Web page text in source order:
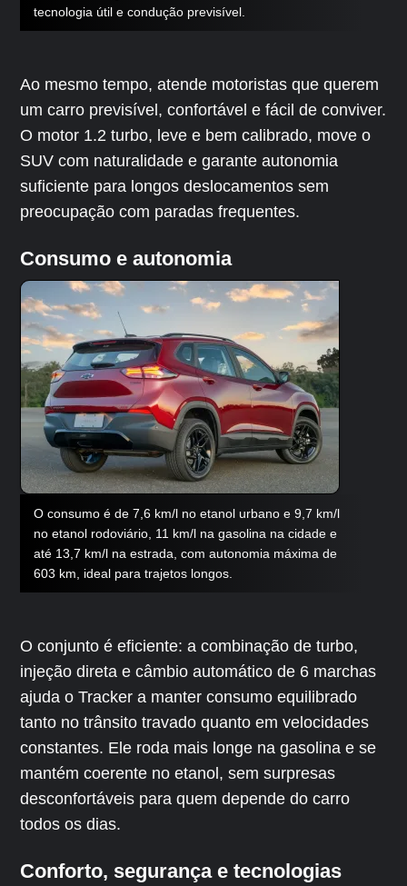
tecnologia útil e condução previsível.
Ao mesmo tempo, atende motoristas que querem
um carro previsível, confortável e fácil de conviver.
O motor 1.2 turbo, leve e bem calibrado, move o
SUV com naturalidade e garante autonomia
suficiente para longos deslocamentos sem
preocupação com paradas frequentes.
Consumo e autonomia
O consumo é de 7,6 km/l no etanol urbano e 9,7 km/l
no etanol rodoviário, 11 km/l na gasolina na cidade e
até 13,7 km/l na estrada, com autonomia máxima de
603 km, ideal para trajetos longos.
O conjunto é eficiente: a combinação de turbo,
injeção direta e câmbio automático de 6 marchas
ajuda o Tracker a manter consumo equilibrado
tanto no trânsito travado quanto em velocidades
constantes. Ele roda mais longe na gasolina e se
mantém coerente no etanol, sem surpresas
desconfortáveis para quem depende do carro
todos os dias.
Conforto, segurança e tecnologias